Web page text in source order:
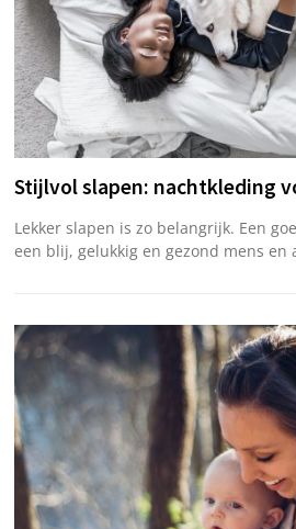
Stijlvol slapen: nachtkleding
Lekker slapen is zo belangrijk. Een
een blij, gelukkig en gezond mens en